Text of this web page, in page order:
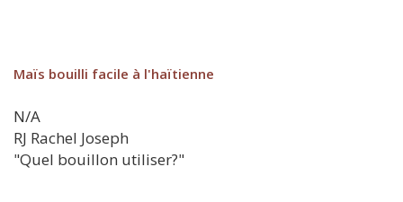
Maïs bouilli facile à l'haïtienne
N/A
RJ Rachel Joseph
"Quel bouillon utiliser?"